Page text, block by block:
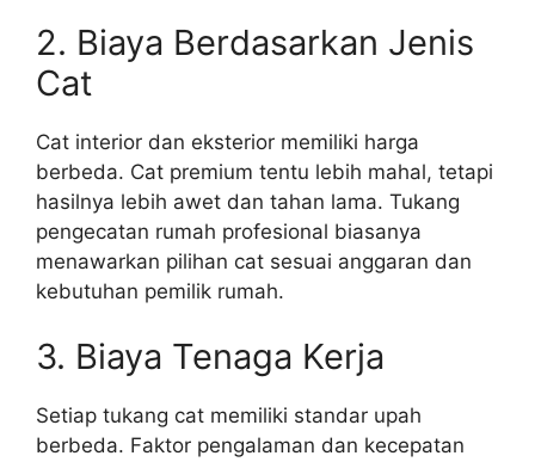
2. Biaya Berdasarkan Jenis
Cat
Cat interior dan eksterior memiliki harga
berbeda. Cat premium tentu lebih mahal, tetapi
hasilnya lebih awet dan tahan lama. Tukang
pengecatan rumah profesional biasanya
menawarkan pilihan cat sesuai anggaran dan
kebutuhan pemilik rumah.
3. Biaya Tenaga Kerja
Setiap tukang cat memiliki standar upah
berbeda. Faktor pengalaman dan kecepatan